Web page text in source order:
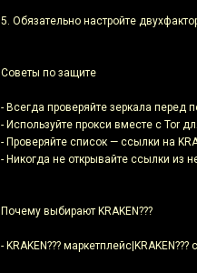
5. Обязательно настройте
Советы по защите
- Всегда проверяйте зеркала
- Используйте прокси вместе с Tor
- Проверяйте список — ссылки на
- Никогда не открывайте ссылки из
Почему выбирают KRAKEN???
- KRAKEN???